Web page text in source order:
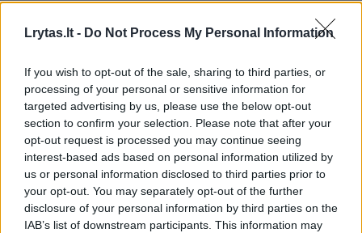
Lrytas.lt - Do Not Process My Personal Information
If you wish to opt-out of the sale, sharing to third parties, or
processing of your personal or sensitive information for
targeted advertising by us, please use the below opt-out
section to confirm your selection. Please note that after your
opt-out request is processed you may continue seeing
interest-based ads based on personal information utilized by
us or personal information disclosed to third parties prior to
your opt-out. You may separately opt-out of the further
disclosure of your personal information by third parties on the
IAB’s list of downstream participants. This information may
Visi įrašai
Žiūrimiausi įrašai
Vaizdai iš tragiškos avarijos Vilniaus r.: dviejų moterų ir
vaiko gyvybių išgelbėti nepavyko